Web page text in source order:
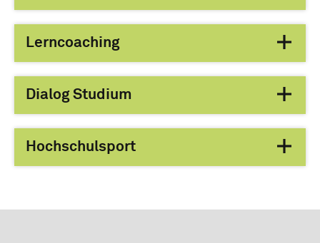
Lerncoaching
Dialog Studium
Hochschulsport